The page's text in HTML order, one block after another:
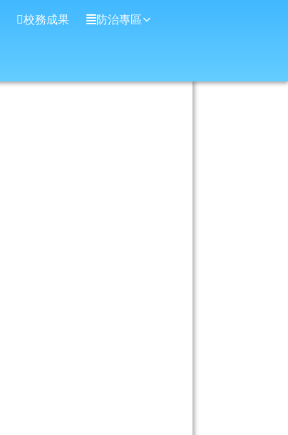
校務成果 防治專區